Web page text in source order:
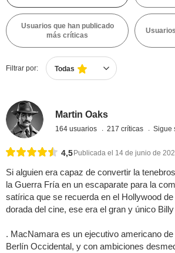
Usuarios que han publicado
más críticas
Filtrar por: Todas
Martin Oaks
164 usuarios 217 críticas Sigue
4,5 Publicada el 14 de junio de
Si alguien era capaz de convertir la
la Guerra Fría en un escaparate para la
satírica que se recuerda en el Hollywood
dorada del cine, ese era el gran y único Billy
. MacNamara es un ejecutivo americano
Berlín Occidental, y con ambiciones